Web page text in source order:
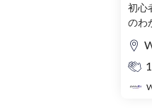
初心
のわ